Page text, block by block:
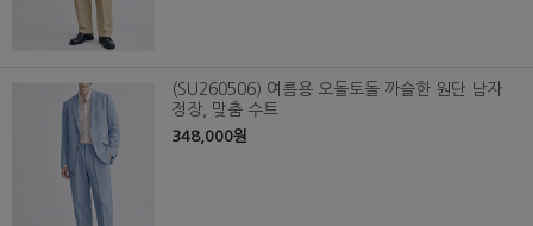
(SU260506) 여름용 오돌토돌 까슬한 원단 남자
정장, 맞춤 수트
348,000원